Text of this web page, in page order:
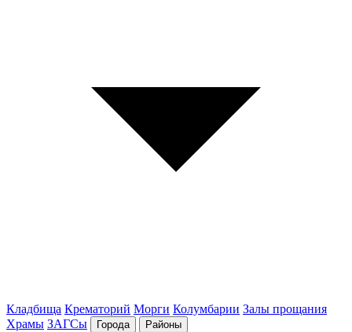
Кладбища Крематорий Морги Колумбарии Залы прощания
Храмы ЗАГСы Города Районы